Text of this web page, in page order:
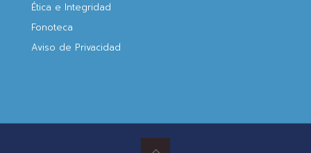
Ética e Integridad
Fonoteca
Aviso de Privacidad